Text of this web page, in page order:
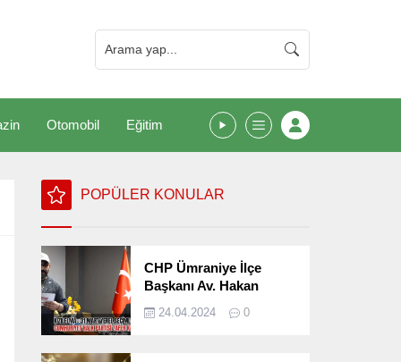
Otomobil Eğitim
POPÜLER KONULAR
CHP Ümraniye İlçe
Başkanı Av. Hakan
Seçimlerini
24.04.2024 0